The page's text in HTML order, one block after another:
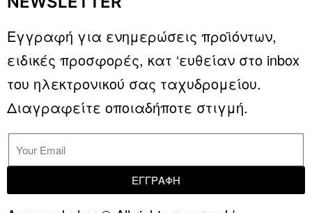
Εγγραφή για ενημερώσεις προϊόντων,
ειδικές προσφορές, κατ ‘ευθείαν στο inbox
του ηλεκτρονικού σας ταχυδρομείου.
Διαγραφείτε οποιαδήποτε στιγμή.
ΕΓΓΡΑΦΗ